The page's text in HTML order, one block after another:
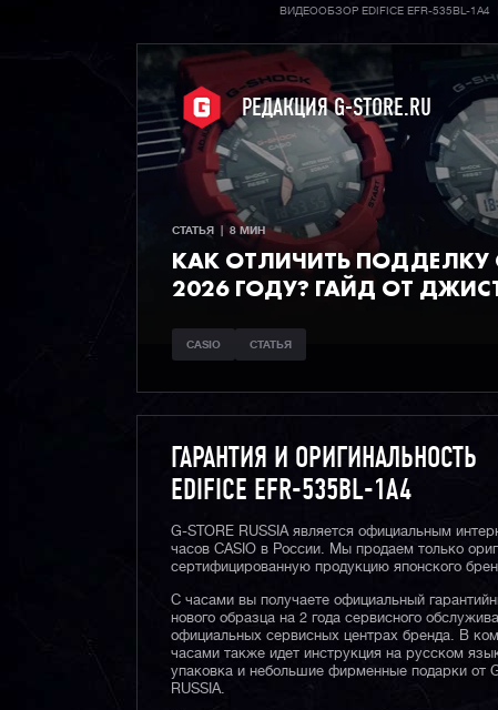
ВИДЕООБЗОР EDIFICE EFR-535BL-1A4
РЕДАКЦИЯ G-STORE.RU
СТАТЬЯ  |  8 МИН
КАК ОТЛИЧИТЬ ПОДДЕЛКУ
2026 ГОДУ? ГАЙД ОТ
CASIO СТАТЬЯ
ГАРАНТИЯ И ОРИГИНАЛЬНОСТЬ
EDIFICE EFR-535BL-1A4
G-STORE RUSSIA является официальным
часов CASIO в России. Мы продаем только
сертифицированную продукцию японского
С часами вы получаете официальный
нового образца на 2 года сервисного
официальных сервисных центрах бренда. В
часами также идет инструкция на русском
упаковка и небольшие фирменные подарки от
RUSSIA.